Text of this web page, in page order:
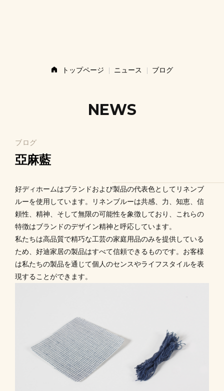
トップページ ニュース ブログ
NEWS
ブログ
亞麻藍
好ディホームはブランドおよび製品の代表色としてリネンブ
ルーを使用しています。リネンブルーは共感、力、知恵、信
頼性、精神、そして無限の可能性を象徴しており、これらの
特徴はブランドのデザイン精神と呼応しています。
私たちは高品質で精巧な工芸の家庭用品のみを提供している
ため、好迪家居の製品はすべて信頼できるものです。お客様
は私たちの製品を通じて個人のセンスやライフスタイルを表
現することができます。
製品
ニュース